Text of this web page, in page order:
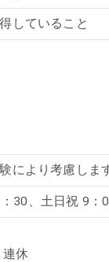
していること
により考慮しま
30、土日祝 9：
連休